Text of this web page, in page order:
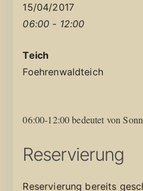
15/04/2017
06:00 - 12:00
Teich
Foehrenwaldteich
06:00-12:00 bedeutet von
Reservierung
Reservierung bereits